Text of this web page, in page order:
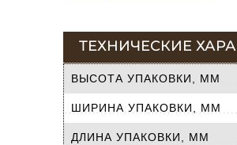
ТЕХНИЧЕСКИЕ
ВЫСОТА УПАКОВКИ, ММ
ШИРИНА УПАКОВКИ, ММ
ДЛИНА УПАКОВКИ, ММ